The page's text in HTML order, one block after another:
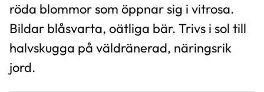
röda blommor som öppnar sig i vitrosa.
Bildar blåsvarta, oätliga bär. Trivs i sol till
halvskugga på väldränerad, näringsrik
jord.